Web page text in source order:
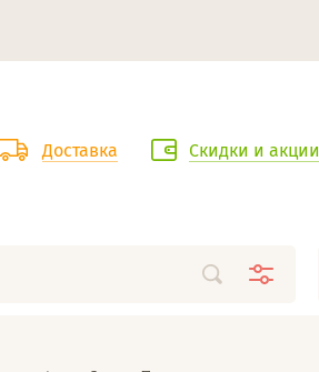
Доставка Скидки и акции